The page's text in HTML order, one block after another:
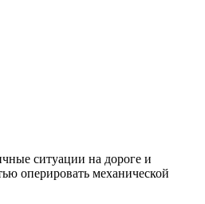
ситуации на дороге и
оперировать механической